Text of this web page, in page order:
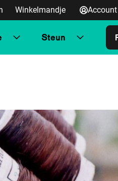
Winkelmandje Account
Steun